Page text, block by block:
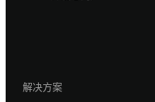
解决方案